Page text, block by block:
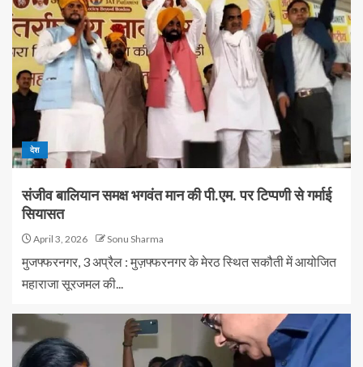
देश
संजीव बालियान समक्ष भगवंत मान की पी.एम. पर टिप्पणी से गर्माई
सियासत
April 3, 2026 Sonu Sharma
मुजफ्फरनगर, 3 अप्रैल : मुज़फ्फरनगर के मेरठ स्थित सकौती में आयोजित
महाराजा सूरजमल की...